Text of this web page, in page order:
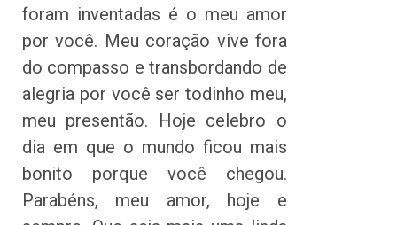
foram inventadas é o meu amor
por você. Meu coração vive fora
do compasso e transbordando de
alegria por você ser todinho meu,
meu presentão. Hoje celebro o
dia em que o mundo ficou mais
bonito porque você chegou.
Parabéns, meu amor, hoje e